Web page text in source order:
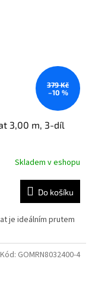
379 Kč
–10 %
3,00 m, 3-díl
Skladem v eshopu
Do košíku
je ideálním prutem
Kód: GOMRN8032400-4